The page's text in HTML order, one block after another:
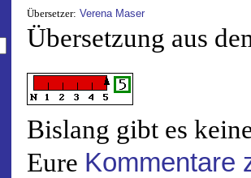
Übersetzer: Verena Maser
Übersetzung aus
Bislang gibt es
Eure Kommentare